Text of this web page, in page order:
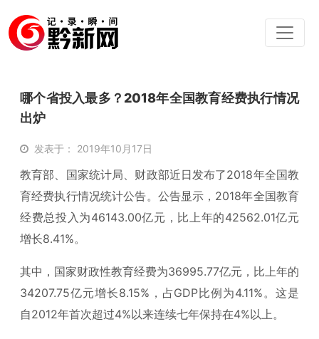
哪个省投入最多？2018年全国教育经费执行情况
出炉
发表于： 2019年10月17日
教育部、国家统计局、财政部近日发布了2018年全国教
育经费执行情况统计公告。公告显示，2018年全国教育
经费总投入为46143.00亿元，比上年的42562.01亿元
增长8.41%。
其中，国家财政性教育经费为36995.77亿元，比上年的
34207.75亿元增长8.15%，占GDP比例为4.11%。这是
自2012年首次超过4%以来连续七年保持在4%以上。